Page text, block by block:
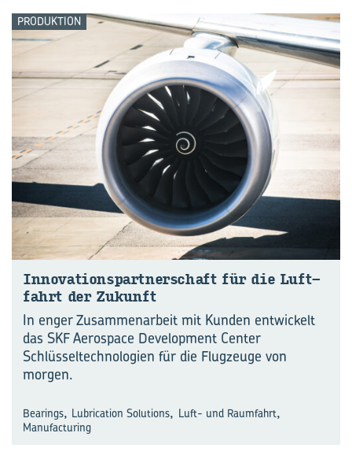
PRODUKTION
In­no­va­ti­ons­part­ner­schaft für die Luft­
fahrt der Zu­kunft
In enger Zusammenarbeit mit Kunden entwickelt
das SKF Aerospace Development Center
Schlüsseltechnologien für die Flugzeuge von
morgen.
Bearings, Lubrication Solutions, Luft- und Raumfahrt,
Manufacturing